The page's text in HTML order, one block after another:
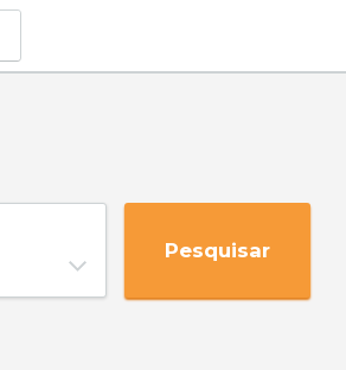
Pesquisar